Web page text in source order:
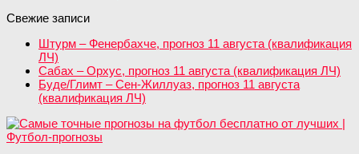
Свежие записи
Штурм – Фенербахче, прогноз 11 августа (квалификация
ЛЧ)
Сабах – Орхус, прогноз 11 августа (квалификация ЛЧ)
Буде/Глимт – Сен-Жиллуаз, прогноз 11 августа
(квалификация ЛЧ)